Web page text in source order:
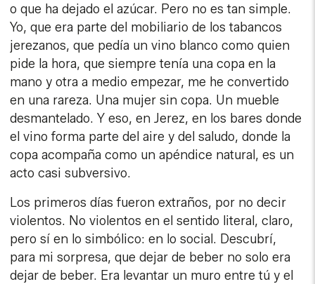
o que ha dejado el azúcar. Pero no es tan simple.
Yo, que era parte del mobiliario de los tabancos
jerezanos, que pedía un vino blanco como quien
pide la hora, que siempre tenía una copa en la
mano y otra a medio empezar, me he convertido
en una rareza. Una mujer sin copa. Un mueble
desmantelado. Y eso, en Jerez, en los bares donde
el vino forma parte del aire y del saludo, donde la
copa acompaña como un apéndice natural, es un
acto casi subversivo.
Los primeros días fueron extraños, por no decir
violentos. No violentos en el sentido literal, claro,
pero sí en lo simbólico: en lo social. Descubrí,
para mi sorpresa, que dejar de beber no solo era
dejar de beber. Era levantar un muro entre tú y el